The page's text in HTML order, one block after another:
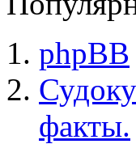
phpBB
факты.